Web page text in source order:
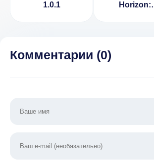
1.0.1
Horizon:
Комментарии (0)